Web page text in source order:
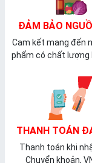
ĐẢM BẢO
Cam kết mang đến
phẩm có chất lượng
THANH TOÁN
Thanh toán khi
Chuyển khoản,